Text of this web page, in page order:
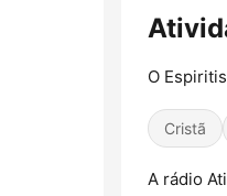
O
Cristã
A rádio